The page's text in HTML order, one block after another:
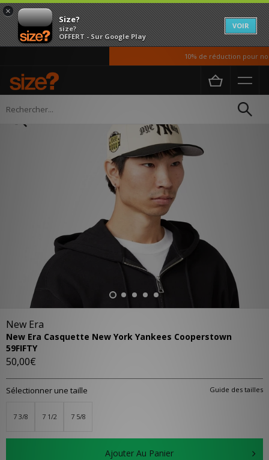
×
Size?
size?
OFFERT - Sur Google Play
VOIR
10% de réduction pour nos
Accueil Femme
New Era
New Era Casquette New York Yankees Cooperstown
59FIFTY
50,00€
Guide des tailles
Sélectionner une taille
7 3/8 7 1/2 7 5/8
Ajouter Au Panier